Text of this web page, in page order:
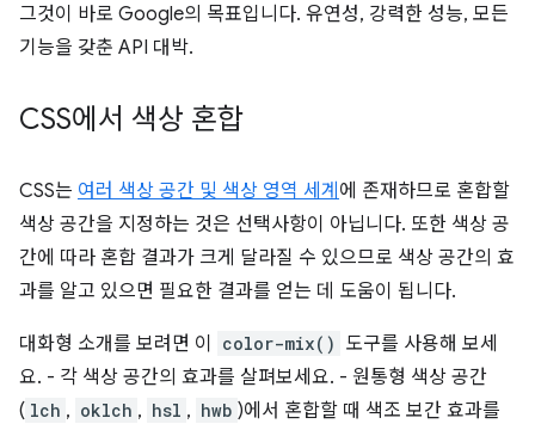
그것이 바로 Google의 목표입니다. 유연성, 강력한 성능, 모든
기능을 갖춘 API 대박.
CSS에서 색상 혼합
CSS는 여러 색상 공간 및 색상 영역 세계 에 존재하므로 혼합할
색상 공간을 지정하는 것은 선택사항이 아닙니다. 또한 색상 공
간에 따라 혼합 결과가 크게 달라질 수 있으므로 색상 공간의 효
과를 알고 있으면 필요한 결과를 얻는 데 도움이 됩니다.
대화형 소개를 보려면 이 color-mix() 도구를 사용해 보세
요. - 각 색상 공간의 효과를 살펴보세요. - 원통형 색상 공간
( lch , oklch , hsl , hwb )에서 혼합할 때 색조 보간 효과를